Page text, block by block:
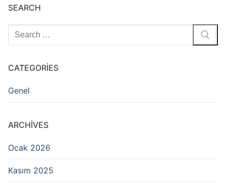
SEARCH
Arama:
CATEGORIES
Genel
ARCHIVES
Ocak 2026
Kasım 2025